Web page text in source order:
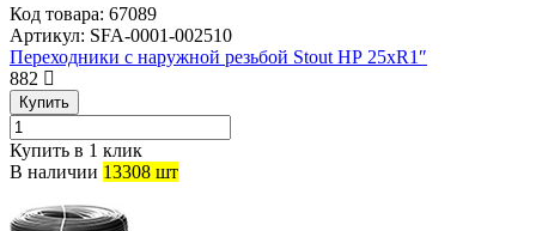
Код товара: 67089
Артикул: SFA-0001-002510
Переходники с наружной резьбой Stout НР 25хR1″
882
Купить
Купить в 1 клик
В наличии 13308 шт